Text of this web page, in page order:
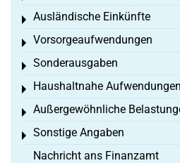
Ausländische Einkünfte
Toggle menu
Vorsorgeaufwendungen
Toggle menu
Sonderausgaben
Toggle menu
Haushaltnahe Aufwendungen
Toggle menu
Außergewöhnliche
Toggle menu
Sonstige Angaben
Toggle menu
Nachricht ans Finanzamt